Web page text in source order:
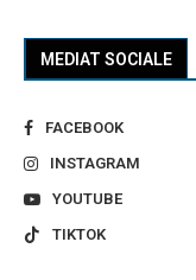
MEDIAT SOCIALE
FACEBOOK
INSTAGRAM
YOUTUBE
TIKTOK